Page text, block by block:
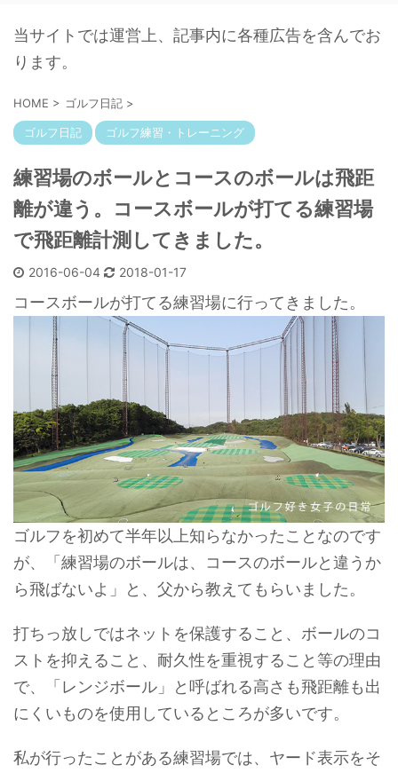
当サイトでは運営上、記事内に各種広告を含んでお
ります。
HOME > ゴルフ日記 >
ゴルフ日記 ゴルフ練習・トレーニング
練習場のボールとコースのボールは飛距
離が違う。コースボールが打てる練習場
で飛距離計測してきました。
2016-06-04 2018-01-17
コースボールが打てる練習場に行ってきました。
ゴルフを初めて半年以上知らなかったことなのです
が、「練習場のボールは、コースのボールと違うか
ら飛ばないよ」と、父から教えてもらいました。
打ちっ放しではネットを保護すること、ボールのコ
ストを抑えること、耐久性を重視すること等の理由
で、「レンジボール」と呼ばれる高さも飛距離も出
にくいものを使用しているところが多いです。
私が行ったことがある練習場では、ヤード表示をそ